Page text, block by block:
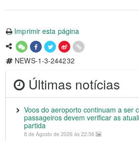
Imprimir esta página
NEWS-1-3-244232
Últimas notícias
Voos do aeroporto continuam a ser
passageiros devem verificar as
partida
8 de Agosto de 2026 às 22:56